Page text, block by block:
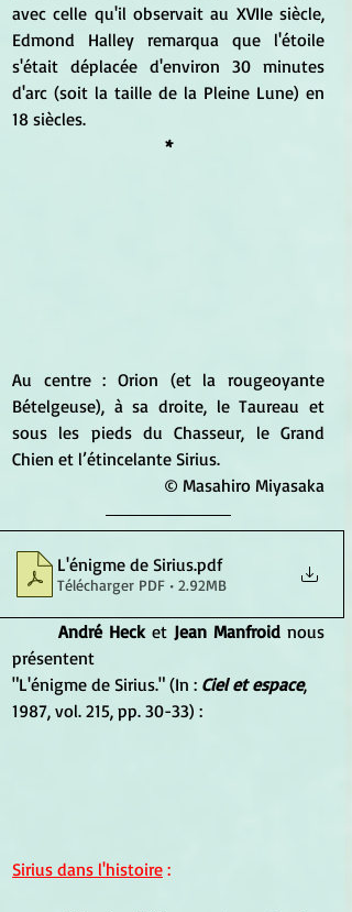
avec celle qu'il observait au XVIIe siècle,
Edmond Halley remarqua que l'étoile
s'était déplacée d'environ 30 minutes
d'arc (soit la taille de la Pleine Lune) en
18 siècles.
*
Au centre : Orion (et la rougeoyante
Bételgeuse), à sa droite, le Taureau et
sous les pieds du Chasseur, le Grand
Chien et l’étincelante Sirius.
© Masahiro Miyasaka
L'énigme de Sirius.pdf
Télécharger PDF • 2.92MB
André Heck et Jean Manfroid nous
présentent
"L'énigme de Sirius." (In : Ciel et espace,
1987, vol. 215, pp. 30-33) :
Sirius dans l'histoire :